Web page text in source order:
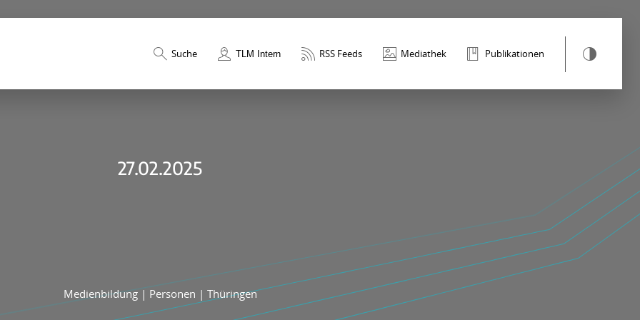
Suche TLM Intern RSS Feeds Mediathek Publikationen
27.02.2025
Medienbildung | Personen | Thüringen